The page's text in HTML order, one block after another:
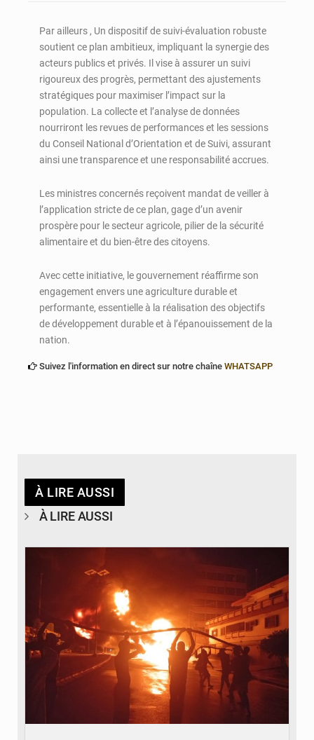
Par ailleurs , Un dispositif de suivi-évaluation robuste
soutient ce plan ambitieux, impliquant la synergie des
acteurs publics et privés. Il vise à assurer un suivi
rigoureux des progrès, permettant des ajustements
stratégiques pour maximiser l’impact sur la
population. La collecte et l’analyse de données
nourriront les revues de performances et les sessions
du Conseil National d’Orientation et de Suivi, assurant
ainsi une transparence et une responsabilité accrues.
Les ministres concernés reçoivent mandat de veiller à
l’application stricte de ce plan, gage d’un avenir
prospère pour le secteur agricole, pilier de la sécurité
alimentaire et du bien-être des citoyens.
Avec cette initiative, le gouvernement réaffirme son
engagement envers une agriculture durable et
performante, essentielle à la réalisation des objectifs
de développement durable et à l’épanouissement de la
nation.
Suivez l'information en direct sur notre chaîne WHATSAPP
À LIRE AUSSI
À LIRE AUSSI